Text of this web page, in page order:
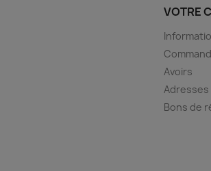
VOTRE
Avoirs
Adresses
Bons de